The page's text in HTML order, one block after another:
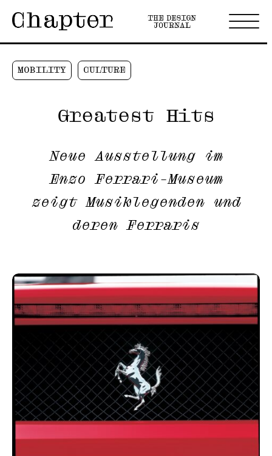
MOBILITY CULTURE
Greatest Hits
Neue Ausstellung im
Enzo Ferrari-Museum
zeigt Musiklegenden und
deren Ferraris